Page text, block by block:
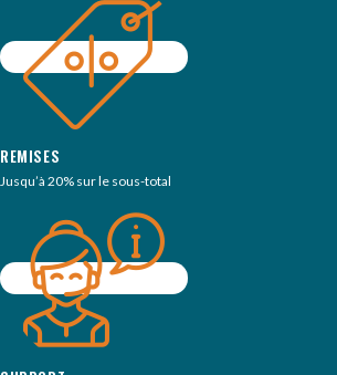
REMISES
Jusqu’à 20% sur le sous-total